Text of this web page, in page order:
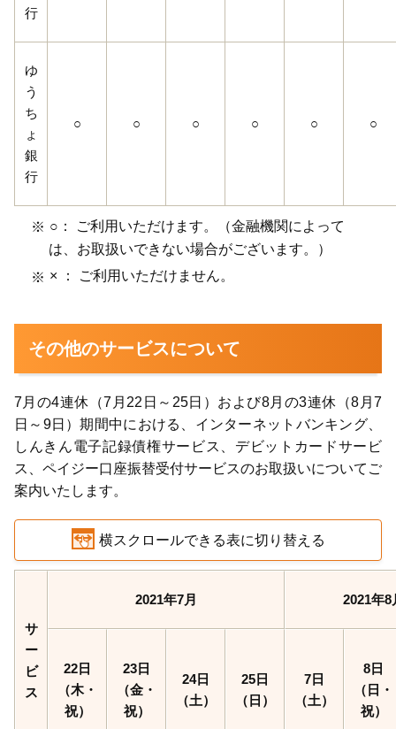
行
ゆ
う
ち
ょ
銀
行
○ ○ ○ ○ ○ ○
○： ご利用いただけます。（金融機関によって
は、お取扱いできない場合がございます。）
× ： ご利用いただけません。
その他のサービスについて
7月の4連休（7月22日～25日）および8月の3連休（8月7
日～9日）期間中における、インターネットバンキング、
しんきん電子記録債権サービス、デビットカードサービ
ス、ペイジー口座振替受付サービスのお取扱いについてご
案内いたします。
横スクロールできる表に切り替える
サ
ー
ビ
ス
2021年7月 2021年8
22日
（木・
祝）
23日
（金・
祝）
24日
（土）
25日
（日）
7日
（土）
8日
（日・
祝）